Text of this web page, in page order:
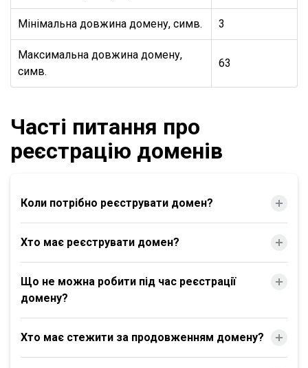
Мінімальна довжина домену, симв. 3
Максимальна довжина домену,
симв.
63
Часті питання про
реєстрацію доменів
Коли потрібно реєструвати домен?
Хто має реєструвати домен?
Що не можна робити під час реєстрації
домену?
Хто має стежити за продовженням домену?